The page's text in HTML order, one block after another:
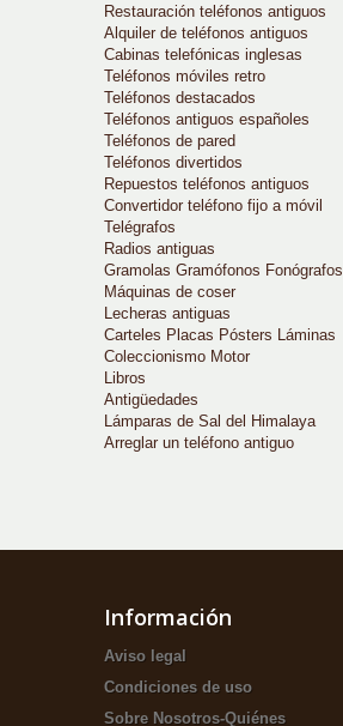
Restauración teléfonos antiguos
Alquiler de teléfonos antiguos
Cabinas telefónicas inglesas
Teléfonos móviles retro
Teléfonos destacados
Teléfonos antiguos españoles
Teléfonos de pared
Teléfonos divertidos
Repuestos teléfonos antiguos
Convertidor teléfono fijo a móvil
Telégrafos
Radios antiguas
Gramolas Gramófonos Fonógrafos
Máquinas de coser
Lecheras antiguas
Carteles Placas Pósters Láminas
Coleccionismo Motor
Libros
Antigüedades
Lámparas de Sal del Himalaya
Arreglar un teléfono antiguo
Información
Aviso legal
Condiciones de uso
Sobre Nosotros-Quiénes